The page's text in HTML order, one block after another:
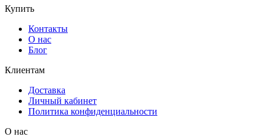
Купить
Контакты
О нас
Блог
Клиентам
Доставка
Личный кабинет
Политика конфиденциальности
О нас